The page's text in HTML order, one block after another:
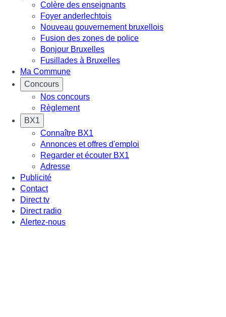
Colère des enseignants
Foyer anderlechtois
Nouveau gouvernement bruxellois
Fusion des zones de police
Bonjour Bruxelles
Fusillades à Bruxelles
Ma Commune
Concours
Nos concours
Règlement
BX1
Connaître BX1
Annonces et offres d'emploi
Regarder et écouter BX1
Adresse
Publicité
Contact
Direct tv
Direct radio
Alertez-nous